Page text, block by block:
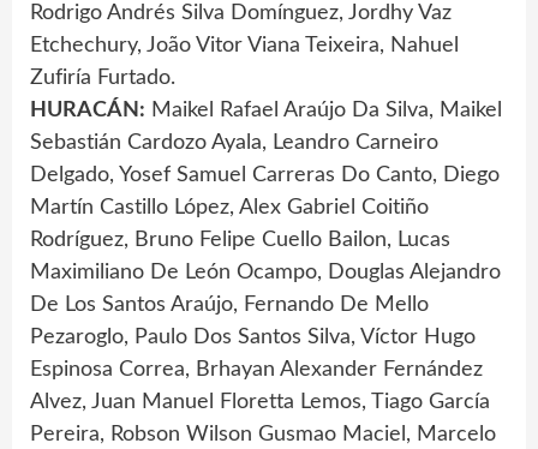
Rodrigo Andrés Silva Domínguez, Jordhy Vaz
Etchechury, João Vitor Viana Teixeira, Nahuel
Zufiría Furtado.
HURACÁN: Maikel Rafael Araújo Da Silva, Maikel
Sebastián Cardozo Ayala, Leandro Carneiro
Delgado, Yosef Samuel Carreras Do Canto, Diego
Martín Castillo López, Alex Gabriel Coitiño
Rodríguez, Bruno Felipe Cuello Bailon, Lucas
Maximiliano De León Ocampo, Douglas Alejandro
De Los Santos Araújo, Fernando De Mello
Pezaroglo, Paulo Dos Santos Silva, Víctor Hugo
Espinosa Correa, Brhayan Alexander Fernández
Alvez, Juan Manuel Floretta Lemos, Tiago García
Pereira, Robson Wilson Gusmao Maciel, Marcelo